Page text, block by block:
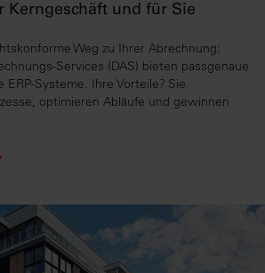
Kerngeschäft und für Sie
Weg zu Ihrer Abrechnung:
Services (DAS) bieten passgenaue
Systeme. Ihre Vorteile? Sie
optimieren Abläufe und gewinnen